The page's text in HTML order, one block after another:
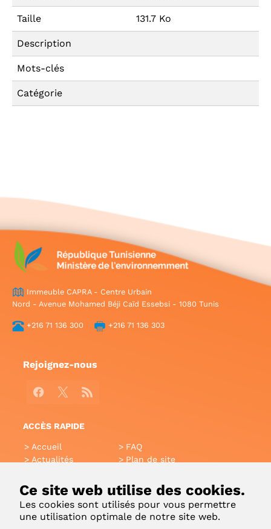
Ce site web utilise des cookies.
Les cookies sont utilisés pour vous permettre
une utilisation optimale de notre site web.
Taille 131.7 Ko
Description
Mots-clés
Catégorie
Immeuble CAPRA - Centre Urbain
Nord - Avenue Mohamed Béji Caïd Essebsi - 1080 Tunis
+216 71 136 300 +216 71 136 303
Rejoignez-nous
Facebook
X RSS
ACCÈS RAPIDE
Accueil
Actualités
Glossaire
Liens utiles
Contact
FAQ
Plan de site
Intranet
Applications Mobiles